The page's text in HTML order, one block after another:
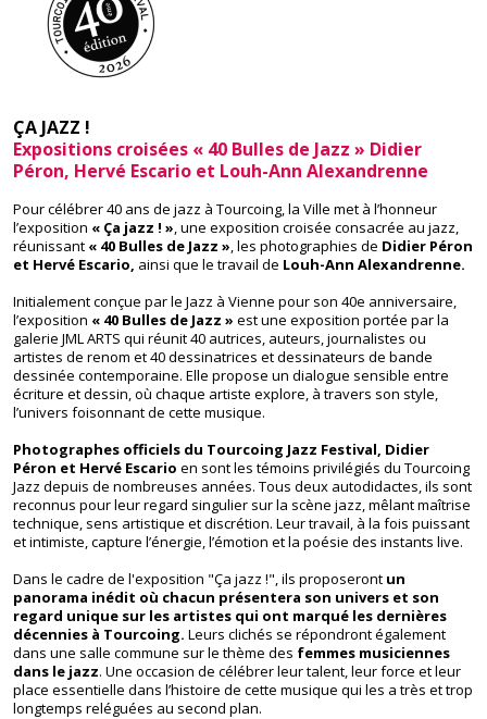
ÇA JAZZ !
Expositions croisées « 40 Bulles de Jazz » Didier
Péron, Hervé Escario et Louh-Ann Alexandrenne
Pour célébrer 40 ans de jazz à Tourcoing, la Ville met à l’honneur
l’exposition « Ça jazz ! », une exposition croisée consacrée au jazz,
réunissant « 40 Bulles de Jazz », les photographies de Didier Péron
et Hervé Escario, ainsi que le travail de Louh-Ann Alexandrenne.
Initialement conçue par le Jazz à Vienne pour son 40e anniversaire,
l’exposition « 40 Bulles de Jazz » est une exposition portée par la
galerie JML ARTS qui réunit 40 autrices, auteurs, journalistes ou
artistes de renom et 40 dessinatrices et dessinateurs de bande
dessinée contemporaine. Elle propose un dialogue sensible entre
écriture et dessin, où chaque artiste explore, à travers son style,
l’univers foisonnant de cette musique.
Photographes officiels du Tourcoing Jazz Festival, Didier
Péron et Hervé Escario en sont les témoins privilégiés du Tourcoing
Jazz depuis de nombreuses années. Tous deux autodidactes, ils sont
reconnus pour leur regard singulier sur la scène jazz, mêlant maîtrise
technique, sens artistique et discrétion. Leur travail, à la fois puissant
et intimiste, capture l’énergie, l’émotion et la poésie des instants live.
Dans le cadre de l'exposition "Ça jazz !", ils proposeront un
panorama inédit où chacun présentera son univers et son
regard unique sur les artistes qui ont marqué les dernières
décennies à Tourcoing. Leurs clichés se répondront également
dans une salle commune sur le thème des femmes musiciennes
dans le jazz. Une occasion de célébrer leur talent, leur force et leur
place essentielle dans l’histoire de cette musique qui les a très et trop
longtemps reléguées au second plan.